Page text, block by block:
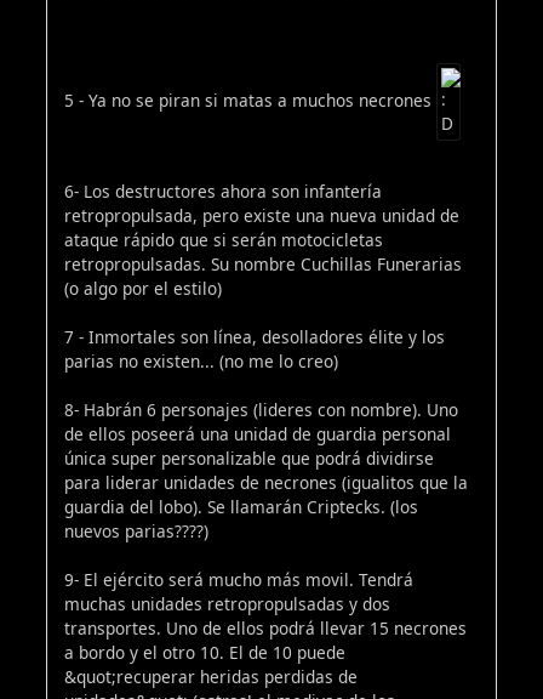
5 - Ya no se piran si matas a muchos necrones
6- Los destructores ahora son infantería
retropropulsada, pero existe una nueva unidad de
ataque rápido que si serán motocicletas
retropropulsadas. Su nombre Cuchillas Funerarias
(o algo por el estilo)
7 - Inmortales son línea, desolladores élite y los
parias no existen... (no me lo creo)
8- Habrán 6 personajes (lideres con nombre). Uno
de ellos poseerá una unidad de guardia personal
única super personalizable que podrá dividirse
para liderar unidades de necrones (igualitos que la
guardia del lobo). Se llamarán Criptecks. (los
nuevos parias????)
9- El ejército será mucho más movil. Tendrá
muchas unidades retropropulsadas y dos
transportes. Uno de ellos podrá llevar 15 necrones
a bordo y el otro 10. El de 10 puede
&quot;recuperar heridas perdidas de